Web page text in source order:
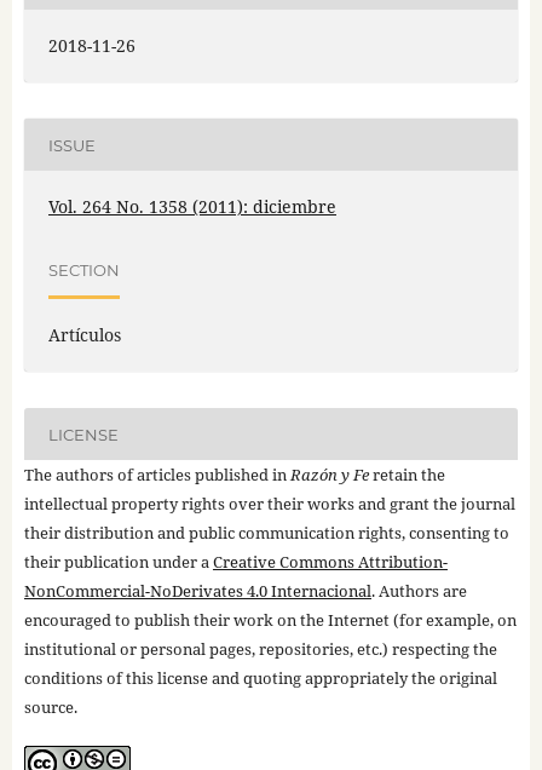
2018-11-26
ISSUE
Vol. 264 No. 1358 (2011): diciembre
SECTION
Artículos
LICENSE
The authors of articles published inRazón y Feretain the
intellectual property rights over their works and grant the journal
their distribution and public communication rights, consenting to
their publication under aCreative Commons Attribution-
NonCommercial-NoDerivates 4.0 Internacional. Authors are
encouraged to publish their work on the Internet (for example, on
institutional or personal pages, repositories, etc.) respecting the
conditions of this license and quoting appropriately the original
source.